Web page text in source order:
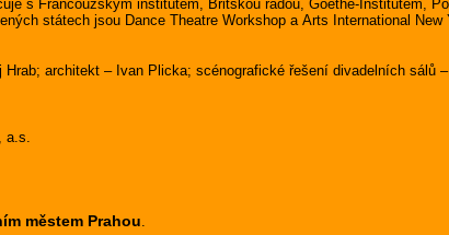
Francouzským institutem, Britskou radou, Goethe-Institutem,
státech jsou Dance Theatre Workshop a Arts International
Hrab; architekt – Ivan Plicka; scénografické řešení divadelních sálů
a.s.
městem Prahou.